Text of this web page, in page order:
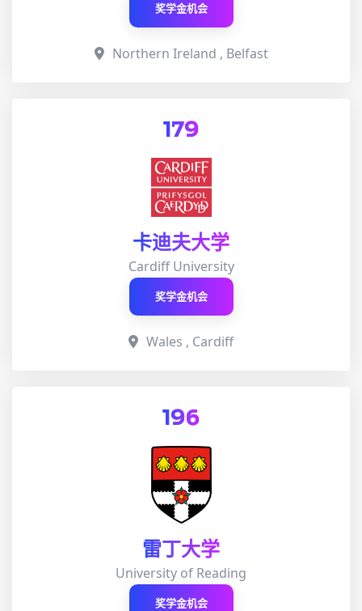
奖学金机会
Northern Ireland , Belfast
179
卡迪夫大学
Cardiff University
奖学金机会
Wales , Cardiff
196
雷丁大学
University of Reading
奖学金机会